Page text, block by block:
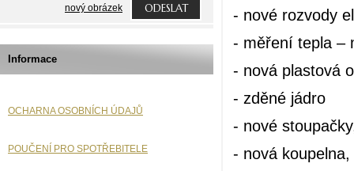
nový obrázek ODESLAT
Informace
OCHARNA OSOBNÍCH ÚDAJŮ
POUČENÍ PRO SPOTŘEBITELE
- nové rozvody
- měření tepla –
- nová plastová
- zděné jádro
- nové
- nová